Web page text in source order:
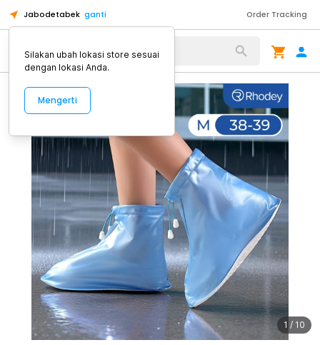
Jabodetabek ganti Order Tracking
Alat Kopi
1 / 10
Silakan ubah lokasi store sesuai
dengan lokasi Anda.
Mengerti